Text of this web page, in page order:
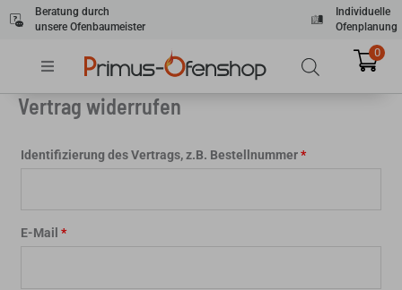
Zum
Inhalt
Beratung durch
unsere Ofenbaumeister
Individuelle
Ofenplanung
0
Vertrag widerrufen
Identifizierung des Vertrags, z.B. Bestellnummer*
E-Mail *